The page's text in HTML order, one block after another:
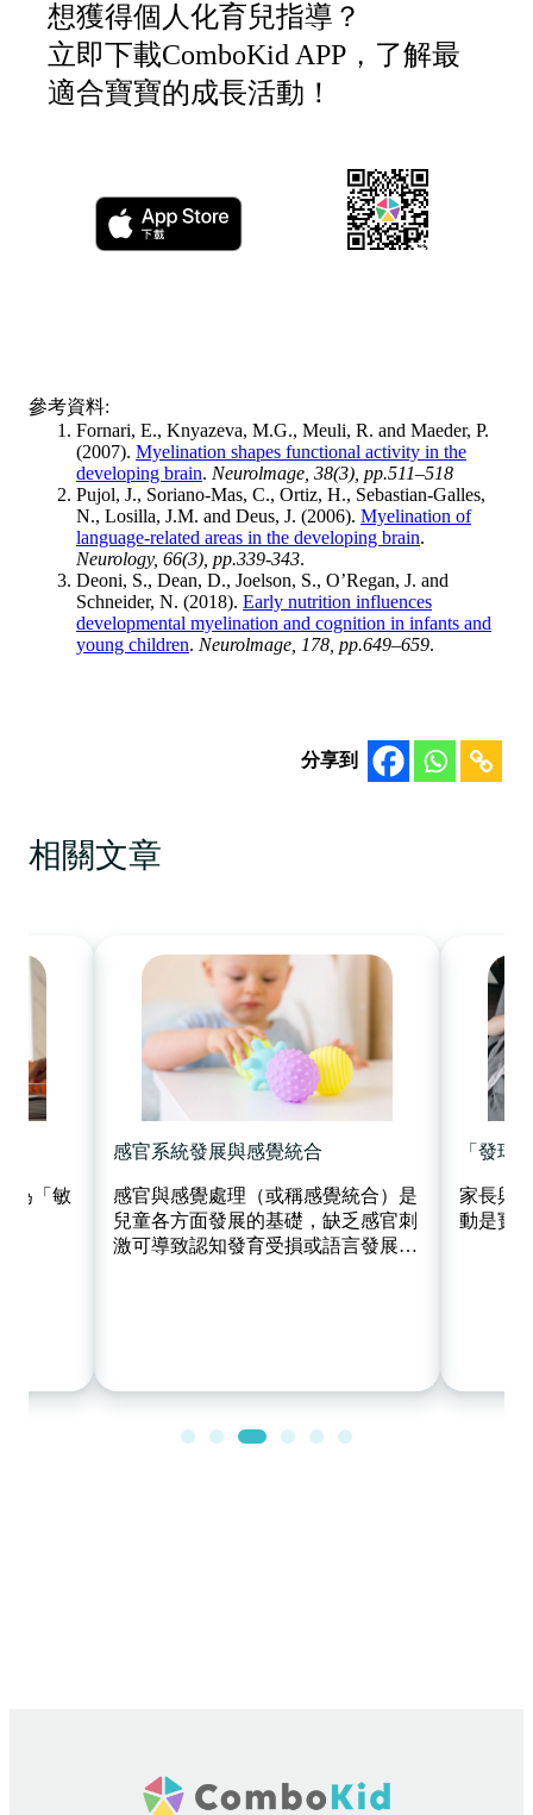
想獲得個人化育兒指導？
立即下載ComboKid APP，了解最
適合寶寶的成長活動！
參考資料:
Fornari, E., Knyazeva, M.G., Meuli, R. and Maeder, P.
(2007). Myelination shapes functional activity in the
developing brain. Neurolmage, 38(3), pp.511–518
Pujol, J., Soriano-Mas, C., Ortiz, H., Sebastian-Galles,
N., Losilla, J.M. and Deus, J. (2006). Myelination of
language-related areas in the developing brain.
Neurology, 66(3), pp.339-343.
Deoni, S., Dean, D., Joelson, S., O’Regan, J. and
Schneider, N. (2018). Early nutrition influences
developmental myelination and cognition in infants and
young children. Neurolmage, 178, pp.649–659.
分享到
相關文章
為「敏
感官系統發展與感覺統合
‍感官與感覺處理（或稱感覺統合）是
兒童各方面發展的基礎，缺乏感官刺
激可導致認知發育受損或語言發展遲
「發球
家長與
動是寶